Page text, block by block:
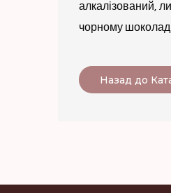
алкалізований,
чорному
Назад до